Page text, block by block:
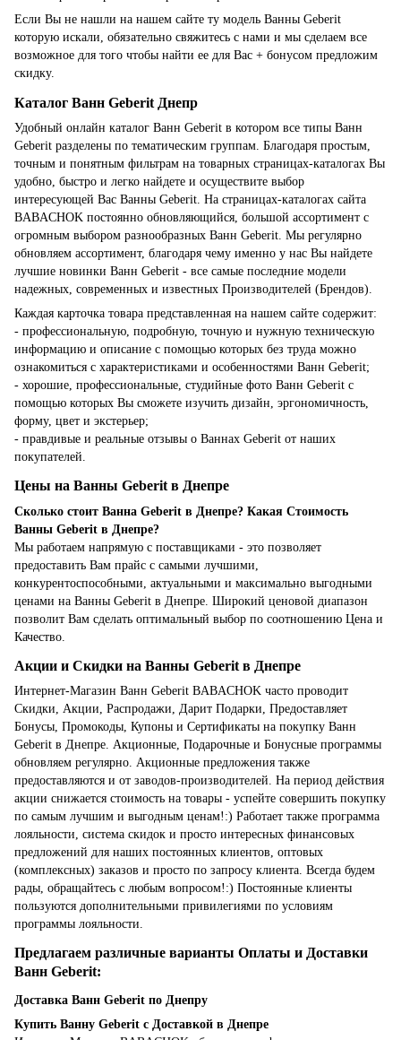
Если Вы не нашли на нашем сайте ту модель Ванны Geberit
которую искали, обязательно свяжитесь с нами и мы сделаем все
возможное для того чтобы найти ее для Вас + бонусом предложим
скидку.
Каталог Ванн Geberit Днепр
Удобный онлайн каталог Ванн Geberit в котором все типы Ванн
Geberit разделены по тематическим группам. Благодаря простым,
точным и понятным фильтрам на товарных страницах-каталогах Вы
удобно, быстро и легко найдете и осуществите выбор
интересующей Вас Ванны Geberit. На страницах-каталогах сайта
BABACHOK постоянно обновляющийся, большой ассортимент с
огромным выбором разнообразных Ванн Geberit. Мы регулярно
обновляем ассортимент, благодаря чему именно у нас Вы найдете
лучшие новинки Ванн Geberit - все самые последние модели
надежных, современных и известных Производителей (Брендов).
Каждая карточка товара представленная на нашем сайте содержит:
- профессиональную, подробную, точную и нужную техническую
информацию и описание с помощью которых без труда можно
ознакомиться с характеристиками и особенностями Ванн Geberit;
- хорошие, профессиональные, студийные фото Ванн Geberit с
помощью которых Вы сможете изучить дизайн, эргономичность,
форму, цвет и экстерьер;
- правдивые и реальные отзывы о Ваннах Geberit от наших
покупателей.
Цены на Ванны Geberit в Днепре
Сколько стоит Ванна Geberit в Днепре? Какая Стоимость
Ванны Geberit в Днепре?
Мы работаем напрямую с поставщиками - это позволяет
предоставить Вам прайс с самыми лучшими,
конкурентоспособными, актуальными и максимально выгодными
ценами на Ванны Geberit в Днепре. Широкий ценовой диапазон
позволит Вам сделать оптимальный выбор по соотношению Цена и
Качество.
Акции и Скидки на Ванны Geberit в Днепре
Интернет-Магазин Ванн Geberit BABACHOK часто проводит
Скидки, Акции, Распродажи, Дарит Подарки, Предоставляет
Бонусы, Промокоды, Купоны и Сертификаты на покупку Ванн
Geberit в Днепре. Акционные, Подарочные и Бонусные программы
обновляем регулярно. Акционные предложения также
предоставляются и от заводов-производителей. На период действия
акции снижается стоимость на товары - успейте совершить покупку
по самым лучшим и выгодным ценам!:) Работает также программа
лояльности, система скидок и просто интересных финансовых
предложений для наших постоянных клиентов, оптовых
(комплексных) заказов и просто по запросу клиента. Всегда будем
рады, обращайтесь с любым вопросом!:) Постоянные клиенты
пользуются дополнительными привилегиями по условиям
программы лояльности.
Предлагаем различные варианты Оплаты и Доставки
Ванн Geberit:
Доставка Ванн Geberit по Днепру
Купить Ванну Geberit с Доставкой в Днепре